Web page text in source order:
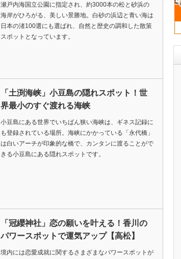
瀬戸内海国立公園に指定され、約3000本の松と砂浜の
海岸がひろがる、美しい景勝地。白砂の浜辺と青い海は
日本の渚100選にも選ばれ、自然と歴史の調和した散策
スポットとなっています。
「土渕海峡」小豆島の隠れスポット！世
界最小のすぐ渡れる海峡
小豆島にある世界でいちばん狭い海峡は、ギネス記録に
も登録されている場所。海峡にかかっている「永代橋」
は白いアーチが印象的な橋で、カンタンに渡ることがで
きる小豆島にある隠れスポットです。
「冠纓神社」恋の願いを叶える！香川の
パワースポットで運気アップ【高松】
境内には恋愛成就に関するさまざまなパワースポットが